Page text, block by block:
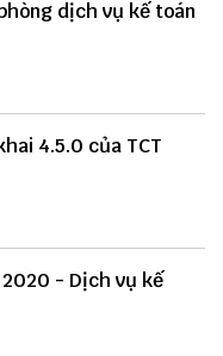
dịch vụ kế toán
4.5.0 của TCT
- Dịch vụ kế